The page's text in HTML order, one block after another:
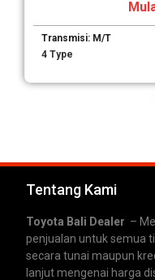
Transmisi: M/T
4 Type
Tentang Kami
Toyota Bali Dealer –
penjualan untuk semua
secara tunai maupun
lanjut mengenai harga